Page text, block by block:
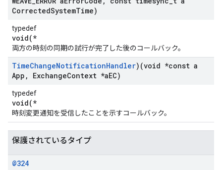
CorrectedSystemTime)
typedef
void(*
両方の時刻の同期の試行が完了した後のコールバック。
TimeChangeNotificationHandler)(void *const a
App , ExchangeContext *aEC)
typedef
void(*
時刻変更通知を受信したことを示すコールバック。
保護されているタイプ
@324